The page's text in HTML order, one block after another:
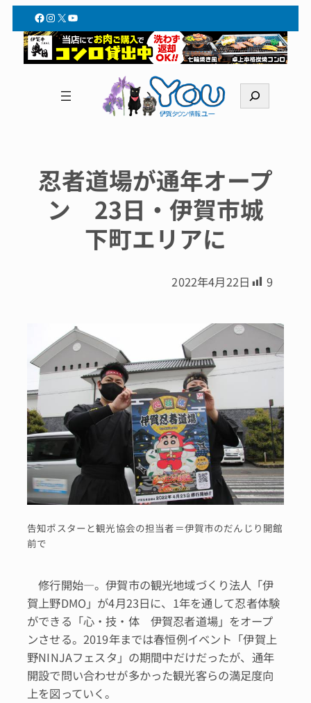
Facebook
Instagram
X YouTube
索
忍者道場が通年オープ
ン 23日・伊賀市城
下町エリアに
2022年4月22日 9
告知ポスターと観光協会の担当者＝伊賀市のだんじり開館
前で
修行開始―。伊賀市の観光地域づくり法人「伊
賀上野DMO」が4月23日に、1年を通して忍者体験
ができる「心・技・体 伊賀忍者道場」をオープ
ンさせる。2019年までは春恒例イベント「伊賀上
野NINJAフェスタ」の期間中だけだったが、通年
開設で問い合わせが多かった観光客らの満足度向
上を図っていく。